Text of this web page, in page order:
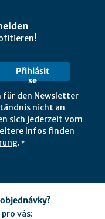
Přihlásit
se
für den Newsletter
nicht an
sich jederzeit vom
Infos finden
. *
vás: